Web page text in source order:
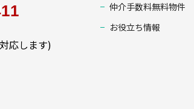
応します)
仲介手数料無料物件
お役立ち情報